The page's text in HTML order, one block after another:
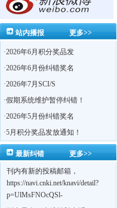
更多>>
站内播报
·2026年6月积分奖品发
·2026年6月份纠错奖名
·2026年7月SCI/S
·假期系统维护暂停纠错！
·2026年5月份纠错奖名
·5月积分奖品发放通知！
更多>>
最新纠错
刊内有新的投稿邮箱，
https://navi.cnki.net/knavi/detail?
p=UlMsFNOcQSl-